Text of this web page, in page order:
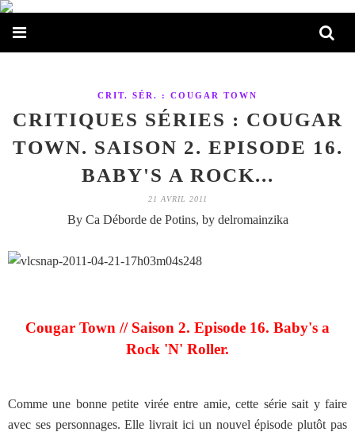
CRIT. SÉR. : COUGAR TOWN
CRITIQUES SÉRIES : COUGAR
TOWN. SAISON 2. EPISODE 16.
BABY'S A ROCK...
21 AVRIL 2011
By Ca Déborde de Potins, by delromainzika
Cougar Town // Saison 2. Episode 16. Baby's a
Rock 'N' Roller.
Comme une bonne petite virée entre amie, cette série sait y faire
avec ses personnages. Elle livrait ici un nouvel épisode plutôt pas